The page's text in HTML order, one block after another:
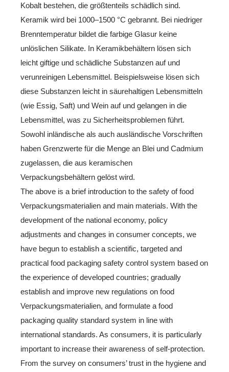
Kobalt bestehen, die größtenteils schädlich sind.
Keramik wird bei 1000–1500 °C gebrannt. Bei niedriger
Brenntemperatur bildet die farbige Glasur keine
unlöslichen Silikate. In Keramikbehältern lösen sich
leicht giftige und schädliche Substanzen auf und
verunreinigen Lebensmittel. Beispielsweise lösen sich
diese Substanzen leicht in säurehaltigen Lebensmitteln
(wie Essig, Saft) und Wein auf und gelangen in die
Lebensmittel, was zu Sicherheitsproblemen führt.
Sowohl inländische als auch ausländische Vorschriften
haben Grenzwerte für die Menge an Blei und Cadmium
zugelassen, die aus keramischen
Verpackungsbehältern gelöst wird.
The above is a brief introduction to the safety of food
Verpackungsmaterialien and main materials. With the
development of the national economy, policy
adjustments and changes in consumer concepts, we
have begun to establish a scientific, targeted and
practical food packaging safety control system based on
the experience of developed countries; gradually
establish and improve new regulations on food
Verpackungsmaterialien, and formulate a food
packaging quality standard system in line with
international standards. As consumers, it is particularly
important to increase their awareness of self-protection.
From the survey on consumers’ trust in the hygiene and